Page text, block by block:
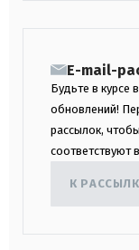
E-mail-
Будьте в курсе
обновлений!
рассылок,
соответствуют
К